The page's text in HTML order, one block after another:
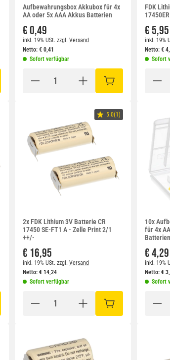
WARENKORB
Aufbewahrungsbox Akkubox für 4x
AA oder 5x AAA Akkus Batterien
€ 0,49
inkl. 19% USt. zzgl. Versand
Netto: € 0,41
Sofort verfügbar
IN DEN WARENKORB
FDK
€ 5,95
inkl. 19%
Netto: €
Sofort
WARENKORB
5.0(1)
2x FDK Lithium 3V Batterie CR
17450 SE-FT1 A - Zelle Print 2/1
++/-
€ 16,95
inkl. 19% USt. zzgl. Versand
Netto: € 14,24
Sofort verfügbar
IN DEN WARENKORB
10x
für 4x
Batterien
€ 4,29
inkl. 19%
Netto: €
Sofort